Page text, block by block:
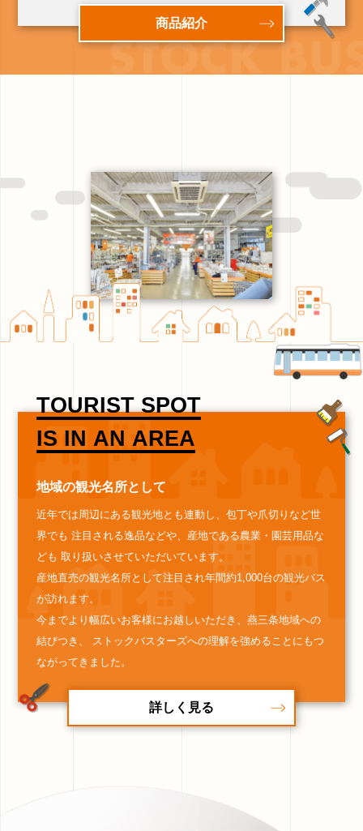
商品紹介
TOURIST SPOT
IS IN AN AREA
地域の観光名所として
近年では周辺にある観光地とも連動し、包丁や爪切りなど世
界でも
ども 取り扱いさせていただいています。
産地直売の観光名所として注目され年間約1,000台の観光バス
が訪れます。
今までより幅広いお客様にお越しいただき、燕三条地域への
結びつき、
ながってきました。
詳しく見る